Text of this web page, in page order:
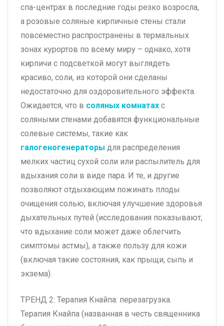
спа-центрах в последние годы резко возросла,
а розовые соляные кирпичные стены стали
повсеместно распространены в термальных
зонах курортов по всему миру – однако, хотя
кирпичи с подсветкой могут выглядеть
красиво, соли, из которой они сделаны
недостаточно для оздоровительного эффекта.
Ожидается, что в соляных комнатах с
соляными стенами добавятся функциональные
солевые системы, такие как
галогеногенераторы для распределения
мелких частиц сухой соли или распылитель для
вдыхания соли в виде пара. И те, и другие
позволяют отдыхающим пожинать плоды
очищения солью, включая улучшение здоровья
дыхательных путей (исследования показывают,
что вдыхание соли может даже облегчить
симптомы астмы), а также пользу для кожи
(включая такие состояния, как прыщи, сыпь и
экзема).
ТРЕНД 2: Терапия Кнайпа: перезагрузка.
Терапия Кнайпа (названная в честь священника